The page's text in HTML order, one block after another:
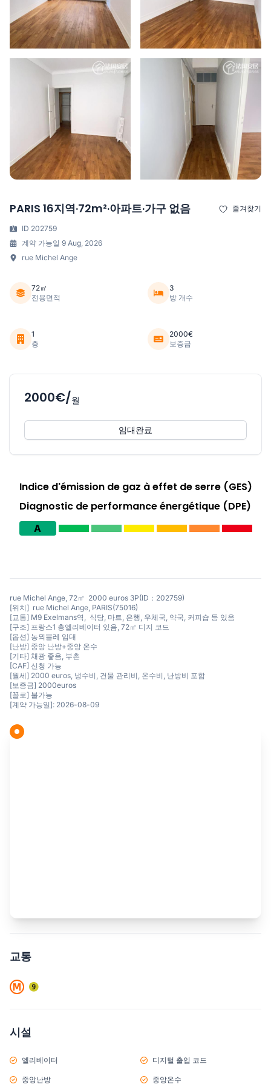
PARIS 16지역·72m²·아파트·가구 없음 즐겨찾기
ID 202759
계약 가능일 9 Aug, 2026
rue Michel Ange
72㎡
전용면적
3
방 개수
1
층
2000€
보증금
2000€/월
임대완료
Indice d'émission de gaz à effet de serre (GES)
Diagnostic de performance énergétique (DPE)
A
rue Michel Ange, 72㎡ 2000 euros 3P(ID：202759)
[위치] rue Michel Ange, PARIS(75016)
[교통] M9 Exelmans역, 식당, 마트, 은행, 우체국, 약국, 커피숍 등 있음
[구조] 프랑스1 층엘리베이터 있음, 72㎡ 디지 코드
[옵션] 농뫼블레 임대
[난방] 중앙 난방+중앙 온수
[기타] 채광 좋음, 부촌
[CAF] 신청 가능
[월세] 2000 euros, 냉수비, 건물 관리비, 온수비, 난방비 포함
[보증금] 2000euros
[꼴로] 불가능
[계약 가능일]: 2026-08-09
교통
시설
엘리베이터 디지털 출입 코드
중앙난방 중앙온수